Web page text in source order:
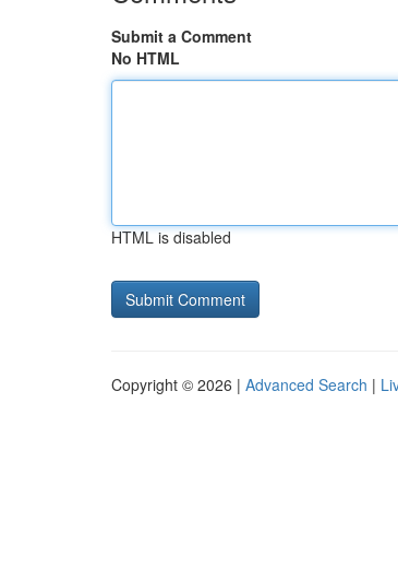
Submit a Comment
No HTML
HTML is disabled
Copyright © 2026 | Advanced Search |